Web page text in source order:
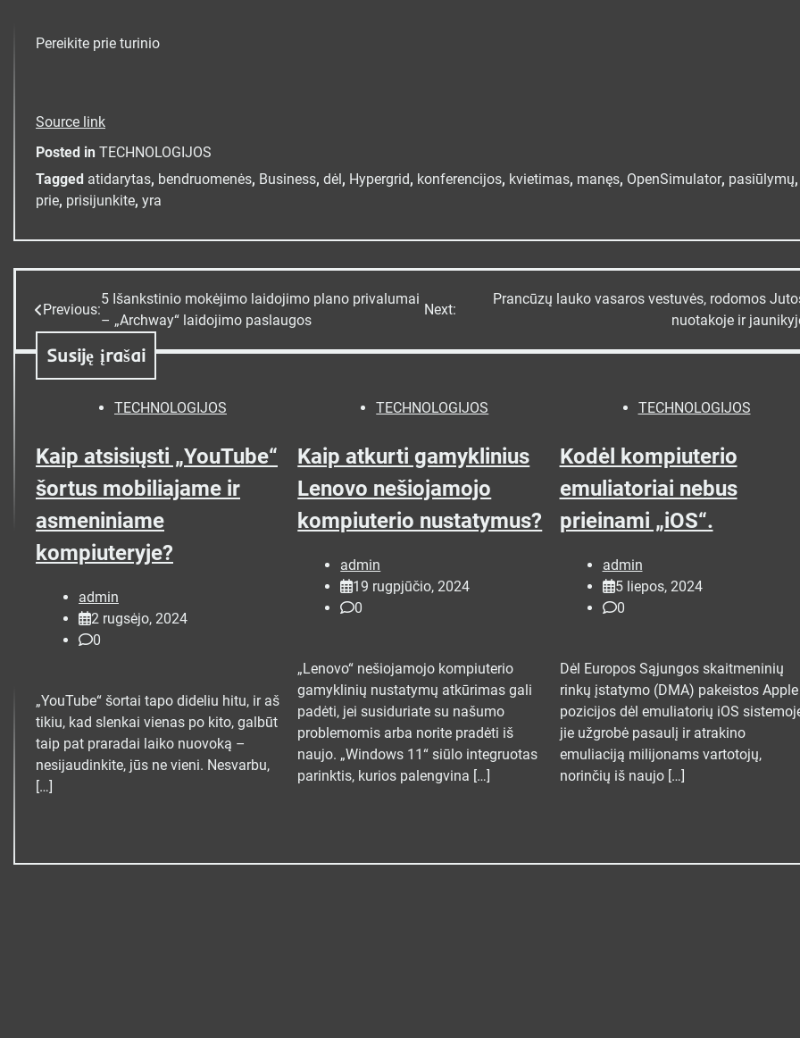
Pereikite prie turinio
Source link
Posted in TECHNOLOGIJOS
Tagged atidarytas, bendruomenės, Business, dėl, Hypergrid, konferencijos, kvietimas, manęs, OpenSimulator, pasiūlymų,
prie, prisijunkite, yra
Navigacija
tarp
įrašų
Previous:
5 Išankstinio mokėjimo laidojimo plano privalumai
– „Archway“ laidojimo paslaugos
Next:
Prancūzų lauko vasaros vestuvės, rodomos
nuotakoje ir
Susiję įrašai
TECHNOLOGIJOS
Kaip atsisiųsti „YouTube“
šortus mobiliajame ir
asmeniniame
kompiuteryje?
admin
2 rugsėjo, 2024
0
„YouTube“ šortai tapo dideliu hitu, ir aš
tikiu, kad slenkai vienas po kito, galbūt
taip pat praradai laiko nuovoką –
nesijaudinkite, jūs ne vieni. Nesvarbu,
[…]
TECHNOLOGIJOS
Kaip atkurti gamyklinius
Lenovo nešiojamojo
kompiuterio nustatymus?
admin
19 rugpjūčio, 2024
0
„Lenovo“ nešiojamojo kompiuterio
gamyklinių nustatymų atkūrimas gali
padėti, jei susiduriate su našumo
problemomis arba norite pradėti iš
naujo. „Windows 11“ siūlo integruotas
parinktis, kurios palengvina […]
TECHNOLOGIJOS
Kodėl kompiuterio
emuliatoriai nebus
prieinami „iOS“.
admin
5 liepos, 2024
0
Dėl Europos Sąjungos skaitmeninių
rinkų įstatymo (DMA) pakeistos Apple
pozicijos dėl emuliatorių iOS
jie užgrobė pasaulį ir atrakino
emuliaciją milijonams vartotojų,
norinčių iš naujo […]